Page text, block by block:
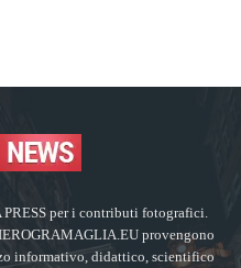
per i contributi fotografici.
provengono
informativo, didattico, scientifico